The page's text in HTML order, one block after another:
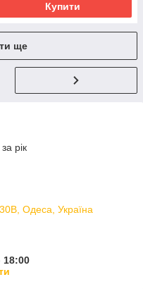
Купити
ще
рік
Одеса, Україна
18:00